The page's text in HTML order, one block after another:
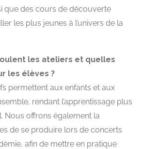
que des cours de découverte
les plus jeunes à l’univers de la
les ateliers et quelles
les élèves ?
permettent aux enfants et aux
rendant l’apprentissage plus
Nous offrons également la
de se produire lors de concerts
afin de mettre en pratique